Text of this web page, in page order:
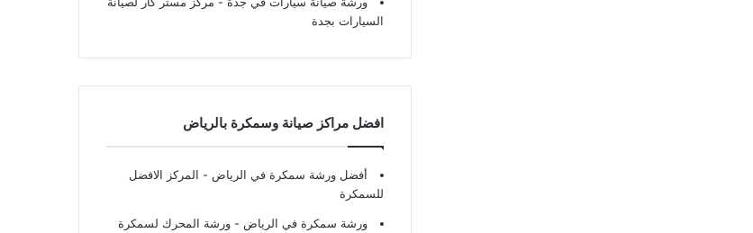
السيارات بجدة
افضل مراكز صيانة وسمكرة بالرياض
أفضل ورشة سمكرة في الرياض - المركز الافضل
للسمكرة
ورشة سمكرة في الرياض - ورشة المحرك لسمكرة